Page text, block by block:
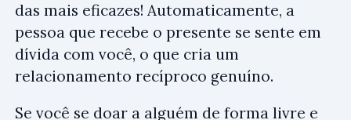
das mais eficazes! Automaticamente, a
pessoa que recebe o presente se sente em
dívida com você, o que cria um
relacionamento recíproco genuíno.
Se você se doar a alguém de forma livre e